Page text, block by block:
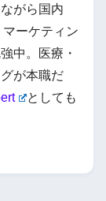
がら国内
ーケティン
中。医療・
が本職だ
としても